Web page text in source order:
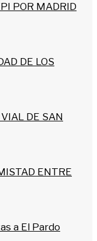
POR MADRID
DE LOS
DE SAN
ENTRE
a El Pardo